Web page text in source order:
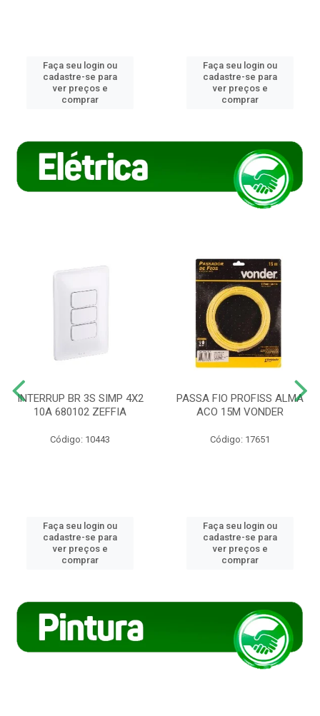
Faça seu login ou
cadastre-se para
ver preços e
comprar
Faça seu login ou
cadastre-se para
ver preços e
comprar
INTERRUP BR 3S SIMP 4X2
10A 680102 ZEFFIA
Código: 10443
Faça seu login ou
cadastre-se para
ver preços e
comprar
PASSA FIO PROFISS ALMA
ACO 15M VONDER
Código: 17651
Faça seu login ou
cadastre-se para
ver preços e
comprar